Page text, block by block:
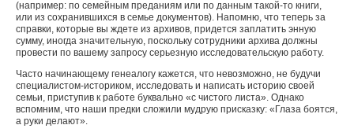
(например: по семейным преданиям или по данным такой-то книги,
или из сохранившихся в семье документов). Напомню, что теперь за
справки, которые вы ждете из архивов, придется заплатить энную
сумму, иногда значительную, поскольку сотрудники архива должны
провести по вашему запросу серьезную исследовательскую работу.
Часто начинающему генеалогу кажется, что невозможно, не будучи
специалистом-историком, исследовать и написать историю своей
семьи, приступив к работе буквально «с чистого листа». Однако
вспомним, что наши предки сложили мудрую присказку: «Глаза боятся,
а руки делают».